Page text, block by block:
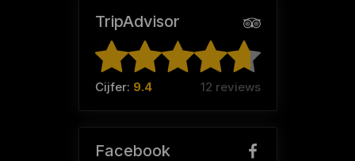
TripAdvisor
Cijfer: 9.4 12 reviews
Facebook